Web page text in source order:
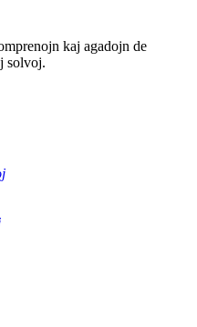
kaj agadojn de
solvoj.